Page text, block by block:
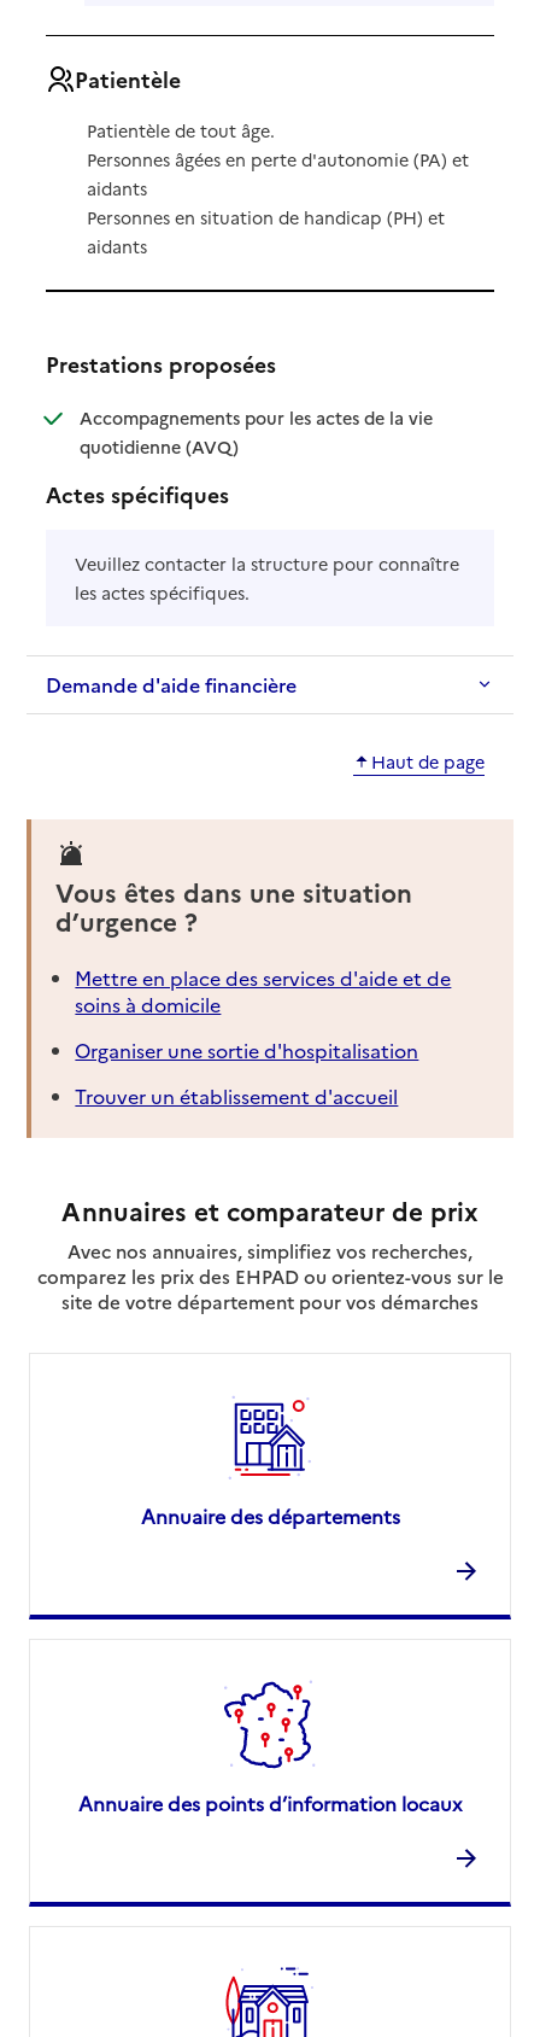
Patientèle
Patientèle de tout âge.
Personnes âgées en perte d'autonomie (PA) et
aidants
Personnes en situation de handicap (PH) et
aidants
Prestations proposées
Accompagnements pour les actes de la vie
quotidienne (AVQ): disponible
: non disponible
Actes spécifiques
Veuillez contacter la structure pour connaître
les actes spécifiques.
Demande d'aide financière
Haut de page
Vous êtes dans une situation
d’urgence ?
Mettre en place des services d'aide et de
soins à domicile
Organiser une sortie d'hospitalisation
Trouver un établissement d'accueil
Annuaires et comparateur de prix
Avec nos annuaires, simplifiez vos recherches,
comparez les prix des EHPAD ou orientez-vous sur le
site de votre département pour vos démarches
Annuaire des départements
Annuaire des points d’information locaux